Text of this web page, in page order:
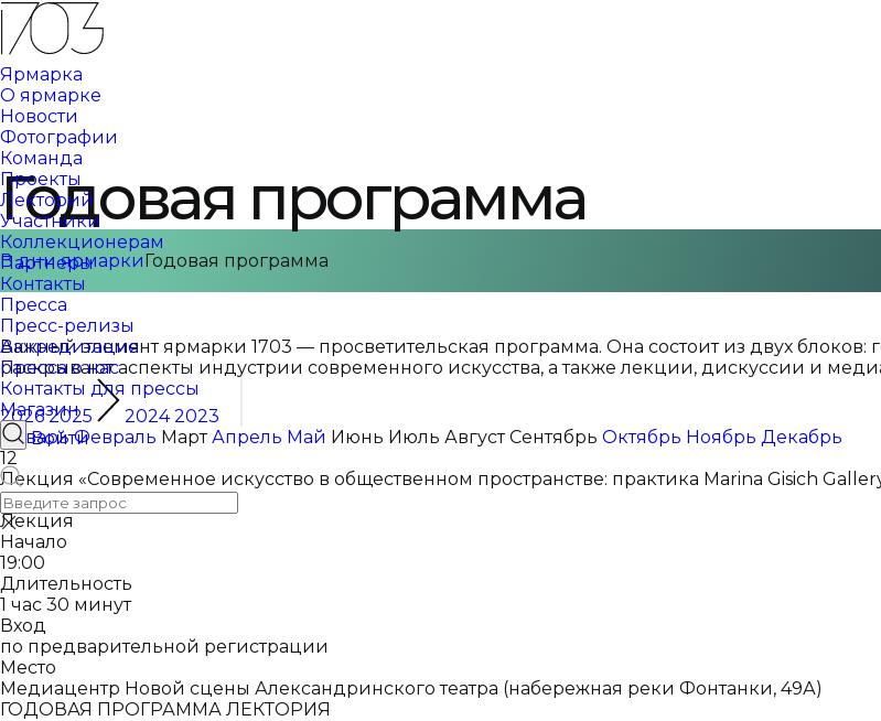
Ярмарка
О ярмарке
Новости
Фотографии
Команда
Проекты
Лекторий
Участники
Коллекционерам
Партнеры
Контакты
Пресса
Пресс-релизы
Аккредитация
Пресса о нас
Контакты для прессы
Магазин
Войти
Годовая программа
В дни ярмаркиГодовая программа
Важный элемент ярмарки 1703 — просветительская программа. Она состоит из двух блоков:
раскрывают аспекты индустрии современного искусства, а также лекции, дискуссии и
20262025 20242023
ЯнварьФевраль МартАпрель Май Июнь Июль АвгустСентябрь Октябрь Ноябрь Декабрь
12
Лекция «Современное искусство в общественном пространстве: практика Marina Gisich
Формат
Лекция
Начало
19:00
Длительность
1 час 30 минут
Вход
по предварительной регистрации
Место
Медиацентр Новой сцены Александринского театра (набережная реки Фонтанки, 49А)
ГОДОВАЯ ПРОГРАММА ЛЕКТОРИЯ